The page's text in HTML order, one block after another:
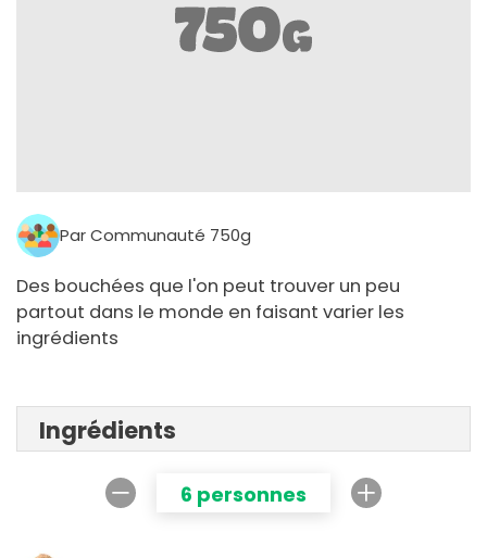
Par Communauté 750g
Des bouchées que l'on peut trouver un peu
partout dans le monde en faisant varier les
ingrédients
Ingrédients
6 personnes